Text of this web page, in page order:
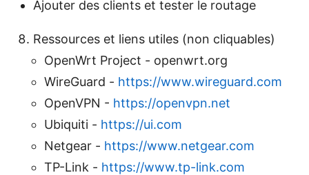
Ajouter des clients et tester le routage
Ressources et liens utiles (non cliquables)
OpenWrt Project - openwrt.org
WireGuard - https://www.wireguard.com
OpenVPN - https://openvpn.net
Ubiquiti - https://ui.com
Netgear - https://www.netgear.com
TP-Link - https://www.tp-link.com